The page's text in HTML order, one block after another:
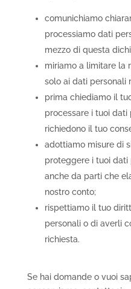
comunichiamo
processiamo dati
mezzo di questa
miriamo a limitare la
solo ai dati personali
prima chiediamo il
processare i tuoi dati
richiedono il tuo
adottiamo misure di
proteggere i tuoi dati
anche da parti che
nostro conto;
rispettiamo il tuo
personali o di averli
richiesta.
Se hai domande o vuoi